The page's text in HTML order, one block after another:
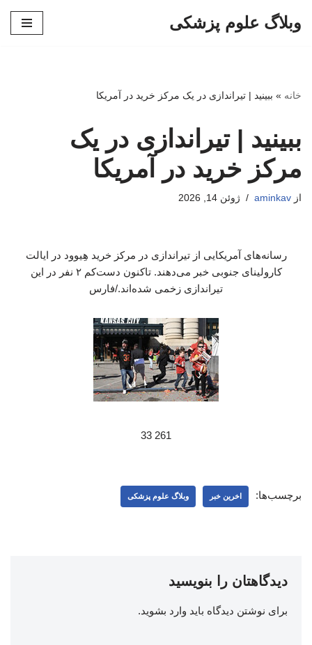
وبلاگ علوم پزشکی
خانه » ببینید | تیراندازی در یک مرکز خرید در آمریکا
ببینید | تیراندازی در یک
مرکز خرید در آمریکا
از aminkav ژوئن 14, 2026
رسانه‌های آمریکایی از تیراندازی در مرکز خرید هِیوود در ایالت
کارولینای جنوبی خبر می‌دهند. تاکنون دست‌کم ۲ نفر در این
تیراندازی زخمی شده‌اند./فارس
261 33
برچسب‌ها: اخرین خبر وبلاگ علوم پزشکی
دیدگاهتان را بنویسید
برای نوشتن دیدگاه باید وارد بشوید.